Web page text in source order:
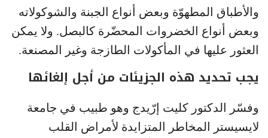
والأطباق المطهوّة وبعض أنواع الجبنة والشوكولاته
وبعض أنواع الخضروات المحضّرة كالبصل. ولا يمكن
العثور عليها في المأكولات الطازجة وغير المصنعة.
يجب تحديد هذه الجزيئات من أجل إلغائها
وفسّر الدكتور كليت إرّيدج وهو طبيب في جامعة
لايسيستر المخاطر المتزايدة لأمراض القلب